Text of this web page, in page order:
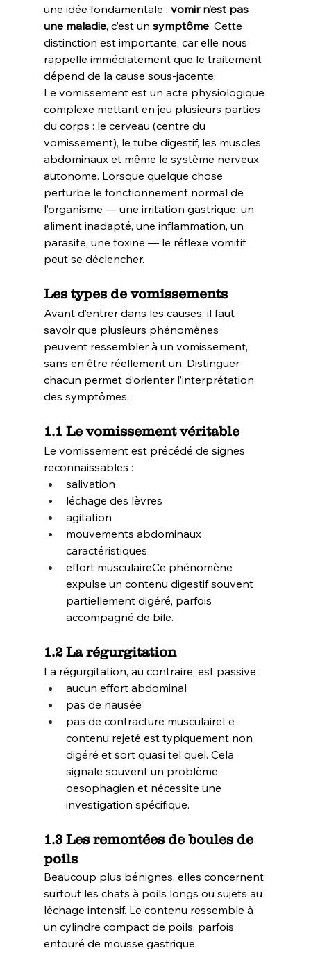
une idée fondamentale : vomir n’est pas
une maladie, c’est un symptôme. Cette
distinction est importante, car elle nous
rappelle immédiatement que le traitement
dépend de la cause sous-jacente.
Le vomissement est un acte physiologique
complexe mettant en jeu plusieurs parties
du corps : le cerveau (centre du
vomissement), le tube digestif, les muscles
abdominaux et même le système nerveux
autonome. Lorsque quelque chose
perturbe le fonctionnement normal de
l’organisme — une irritation gastrique, un
aliment inadapté, une inflammation, un
parasite, une toxine — le réflexe vomitif
peut se déclencher.
Les types de vomissements
Avant d’entrer dans les causes, il faut
savoir que plusieurs phénomènes
peuvent ressembler à un vomissement,
sans en être réellement un. Distinguer
chacun permet d’orienter l’interprétation
des symptômes.
1.1 Le vomissement véritable
Le vomissement est précédé de signes
reconnaissables :
salivation
léchage des lèvres
agitation
mouvements abdominaux
caractéristiques
effort musculaireCe phénomène
expulse un contenu digestif souvent
partiellement digéré, parfois
accompagné de bile.
1.2 La régurgitation
La régurgitation, au contraire, est passive :
aucun effort abdominal
pas de nausée
pas de contracture musculaireLe
contenu rejeté est typiquement non
digéré et sort quasi tel quel. Cela
signale souvent un problème
oesophagien et nécessite une
investigation spécifique.
1.3 Les remontées de boules de
poils
Beaucoup plus bénignes, elles concernent
surtout les chats à poils longs ou sujets au
léchage intensif. Le contenu ressemble à
un cylindre compact de poils, parfois
entouré de mousse gastrique.